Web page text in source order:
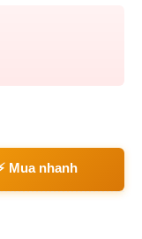
Mua nhanh